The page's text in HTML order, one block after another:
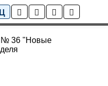
Цдетского сада
36 "Новые